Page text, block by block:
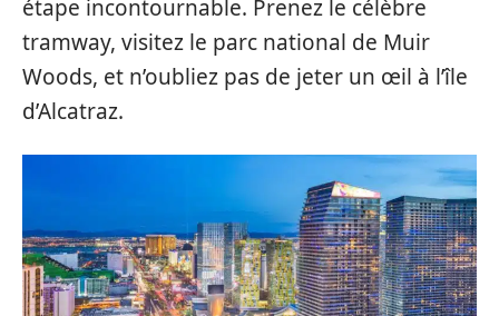
étape incontournable. Prenez le célèbre
tramway, visitez le parc national de Muir
Woods, et n’oubliez pas de jeter un œil à l’île
d’Alcatraz.